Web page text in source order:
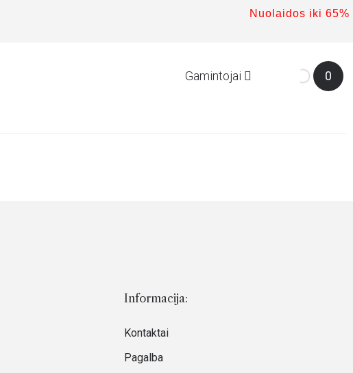
Nuolaidos iki 65%
Gamintojai 0
Informacija:
Kontaktai
Pagalba